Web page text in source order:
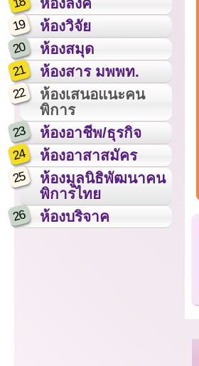
19 ห้องวิจัย
20 ห้องสมุด
21 ห้องสาร มพพท.
22
ห้องเสนอแนะคน
พิการ
23 ห้องอาชีพ/ธุรกิจ
24 ห้องอาสาสมัคร
25
ห้องมูลนิธิพัฒนาคน
พิการไทย
26 ห้องบริจาค